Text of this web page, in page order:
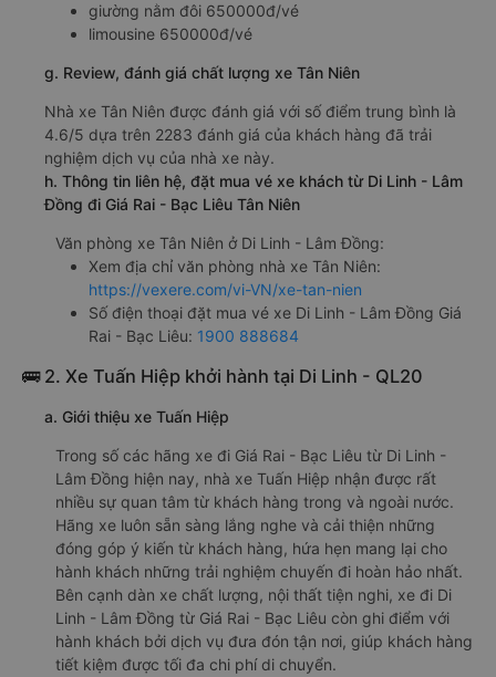
giường nằm đôi 650000đ/vé
limousine 650000đ/vé
g. Review, đánh giá chất lượng xe Tân Niên
Nhà xe Tân Niên được đánh giá với số điểm trung bình là
4.6/5 dựa trên 2283 đánh giá của khách hàng đã trải
nghiệm dịch vụ của nhà xe này.
h. Thông tin liên hệ, đặt mua vé xe khách từ Di Linh - Lâm
Đồng đi Giá Rai - Bạc Liêu Tân Niên
Văn phòng xe Tân Niên ở Di Linh - Lâm Đồng:
Xem địa chỉ văn phòng nhà xe Tân Niên:
https://vexere.com/vi-VN/xe-tan-nien
Số điện thoại đặt mua vé xe Di Linh - Lâm Đồng Giá
Rai - Bạc Liêu: 1900 888684
🚌 2. Xe Tuấn Hiệp khởi hành tại Di Linh - QL20
a. Giới thiệu xe Tuấn Hiệp
Trong số các hãng xe đi Giá Rai - Bạc Liêu từ Di Linh -
Lâm Đồng hiện nay, nhà xe Tuấn Hiệp nhận được rất
nhiều sự quan tâm từ khách hàng trong và ngoài nước.
Hãng xe luôn sẵn sàng lắng nghe và cải thiện những
đóng góp ý kiến từ khách hàng, hứa hẹn mang lại cho
hành khách những trải nghiệm chuyến đi hoàn hảo nhất.
Bên cạnh dàn xe chất lượng, nội thất tiện nghi, xe đi Di
Linh - Lâm Đồng từ Giá Rai - Bạc Liêu còn ghi điểm với
hành khách bởi dịch vụ đưa đón tận nơi, giúp khách hàng
tiết kiệm được tối đa chi phí di chuyển.